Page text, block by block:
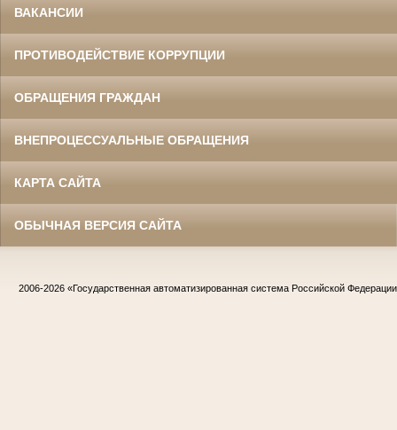
ВАКАНСИИ
ПРОТИВОДЕЙСТВИЕ КОРРУПЦИИ
ОБРАЩЕНИЯ ГРАЖДАН
ВНЕПРОЦЕССУАЛЬНЫЕ ОБРАЩЕНИЯ
КАРТА САЙТА
ОБЫЧНАЯ ВЕРСИЯ САЙТА
2006-2026 «Государственная автоматизированная система Российской